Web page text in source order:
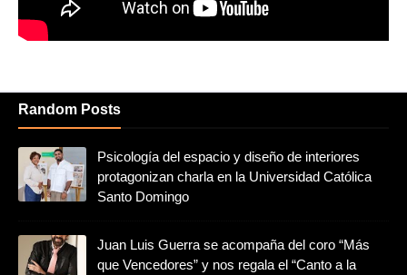
Random Posts
Psicología del espacio y diseño de interiores
protagonizan charla en la Universidad Católica
Santo Domingo
Juan Luis Guerra se acompaña del coro “Más
que Vencedores” y nos regala el “Canto a la